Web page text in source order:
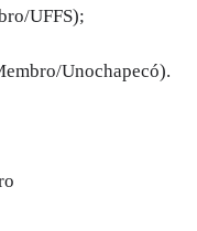
UFFS);
Unochapecó).